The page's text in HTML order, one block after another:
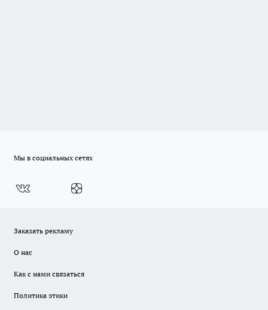
Мы в социальных сетях
Заказать рекламу
О нас
Как с нами связаться
Политика этики